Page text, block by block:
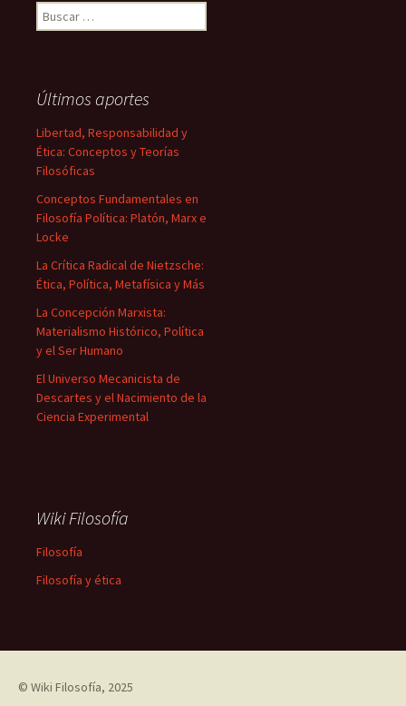
Buscar:
Últimos aportes
Libertad, Responsabilidad y
Ética: Conceptos y Teorías
Filosóficas
Conceptos Fundamentales en
Filosofía Política: Platón, Marx e
Locke
La Crítica Radical de Nietzsche:
Ética, Política, Metafísica y Más
La Concepción Marxista:
Materialismo Histórico, Política
y el Ser Humano
El Universo Mecanicista de
Descartes y el Nacimiento de la
Ciencia Experimental
Wiki Filosofía
Filosofía
Filosofía y ética
© Wiki Filosofía, 2025